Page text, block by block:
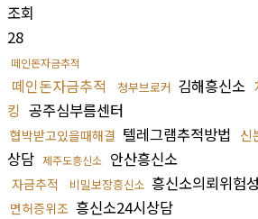
조회
28
떼인돈자금추적
떼인돈자금추적 청부브로커 김해흥신소
킹 공주심부름센터
협박받고있을때해결 텔레그램추적방법 신
상담 제주도흥신소 안산흥신소
자금추적 비밀보장흥신소 흥신소의뢰위험
면허증위조 흥신소24시상담